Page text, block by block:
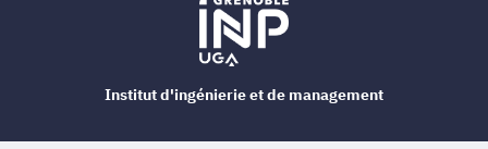
Institut d'ingénierie et de management